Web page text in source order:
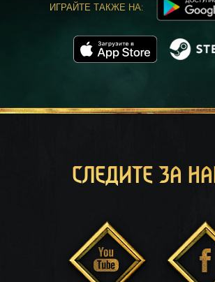
ИГРАЙТЕ ТАКЖЕ НА:
СЛЕДИТЕ ЗА